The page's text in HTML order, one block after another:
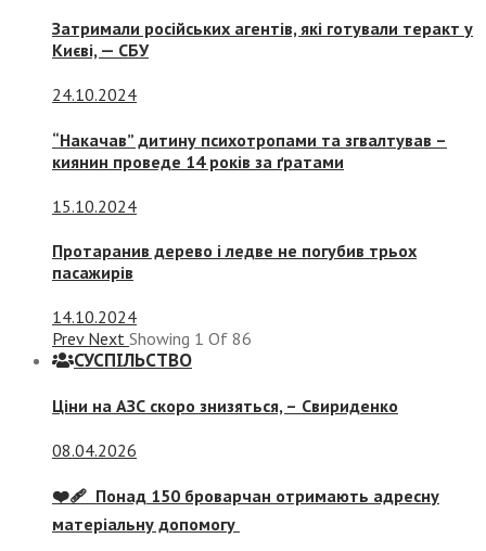
Затримали російських агентів, які готували теракт у
Києві, — СБУ
24.10.2024
“Накачав” дитину психотропами та згвалтував –
киянин проведе 14 років за ґратами
15.10.2024
Протаранив дерево і ледве не погубив трьох
пасажирів
14.10.2024
Prev Next Showing 1 Of 86
СУСПIЛЬСТВО
Ціни на АЗС скоро знизяться, – Свириденко
08.04.2026
❤️‍🩹 Понад 150 броварчан отримають адресну
матеріальну допомогу